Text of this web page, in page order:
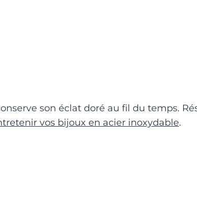
son éclat doré au fil du temps.
vos bijoux en acier inoxydable.